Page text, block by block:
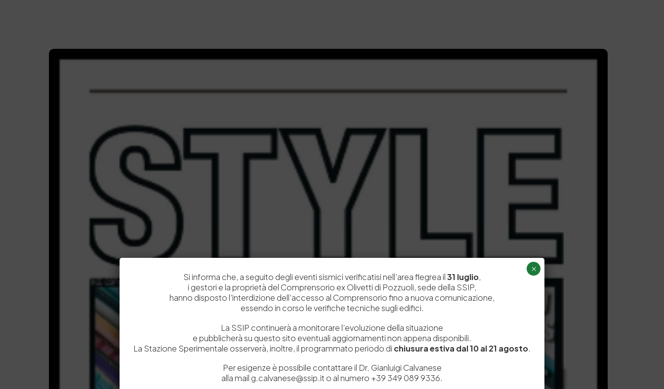
Si informa che, a seguito degli eventi sismici verificatisi nell’area flegrea il31 luglio,
i gestori e la proprietà del Comprensorio ex Olivetti di Pozzuoli, sede della SSIP,
hanno disposto l’interdizione dell’accesso al Comprensorio fino a nuova comunicazione,
essendo in corso le verifiche tecniche sugli edifici.
La SSIP continuerà a monitorare l’evoluzione della situazione
e pubblicherà su questo sito eventuali aggiornamenti non appena disponibili.
La Stazione Sperimentale osserverà, inoltre, il programmato periodo di chiusura estiva dal 10 al 21 agosto.
Per esigenze è possibile contattare il Dr. Gianluigi Calvanese
alla mail g.calvanese@ssip.it o al numero +39 349 089 9336.
×